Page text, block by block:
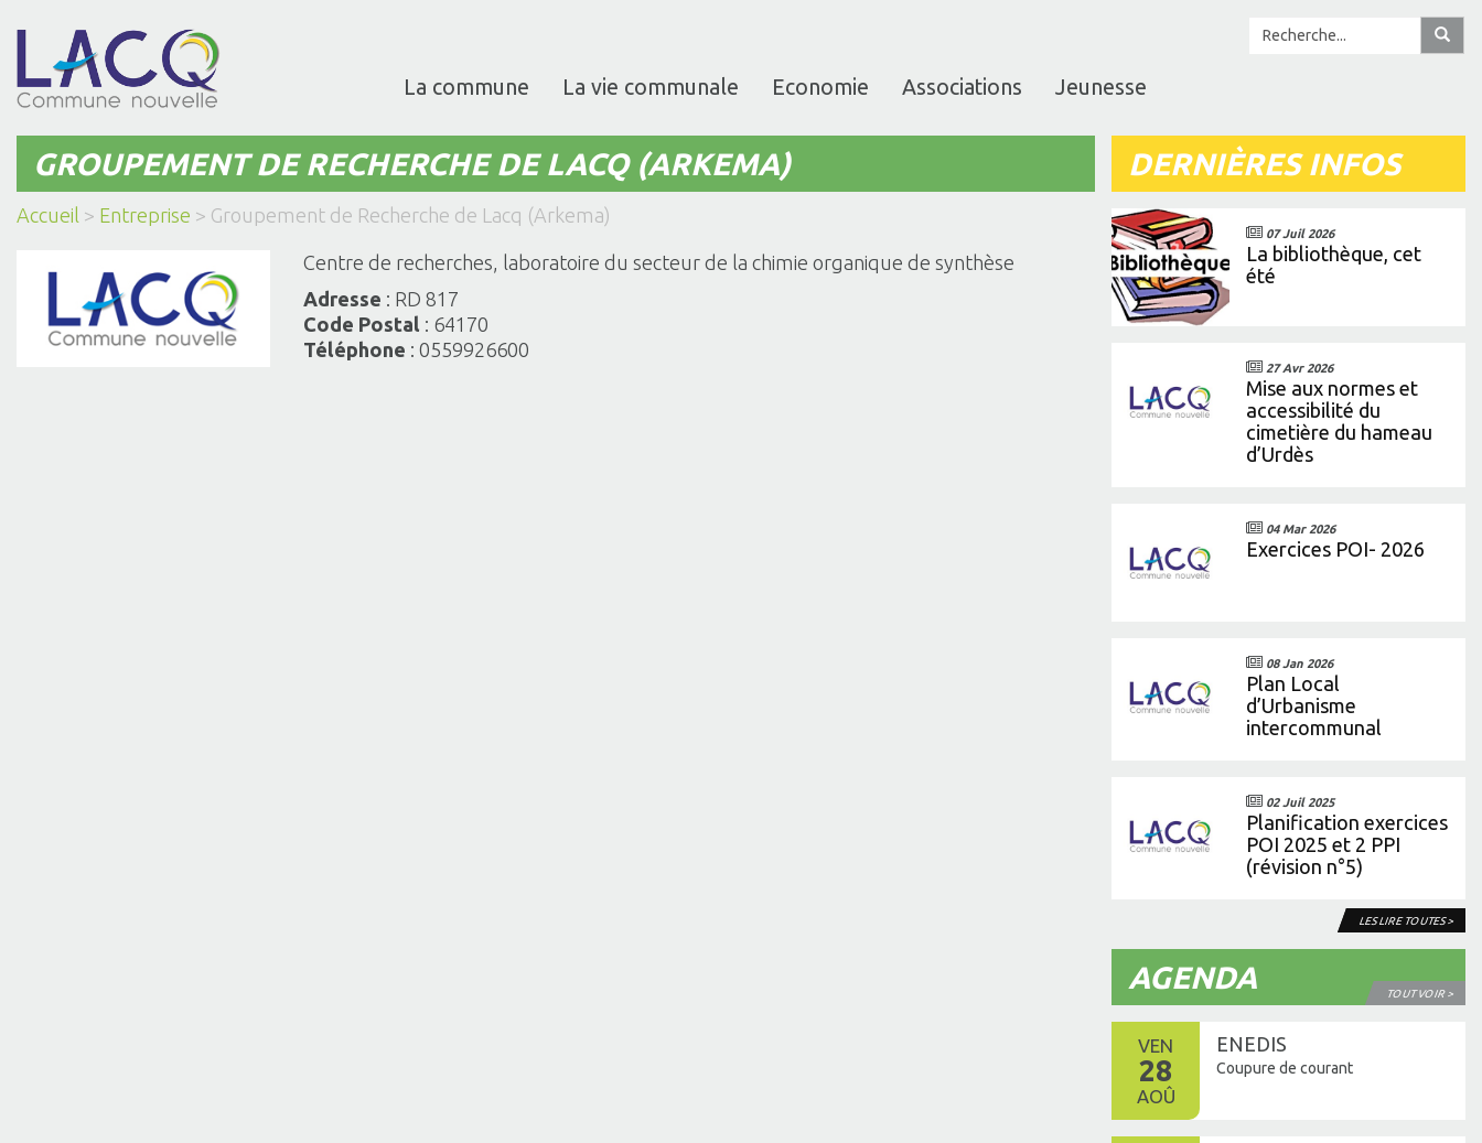
La commune La vie communale Economie Associations Jeunesse
GROUPEMENT DE RECHERCHE DE LACQ (ARKEMA)
Accueil > Entreprise > Groupement de Recherche de Lacq (Arkema)
Centre de recherches, laboratoire du secteur de la chimie organique de synthèse
Adresse : RD 817
Code Postal : 64170
Téléphone : 0559926600
DERNIÈRES INFOS
07 Juil 2026
La bibliothèque, cet
été
27 Avr 2026
Mise aux normes et
accessibilité du
cimetière du hameau
d’Urdès
04 Mar 2026
Exercices POI- 2026
08 Jan 2026
Plan Local
d’Urbanisme
intercommunal
02 Juil 2025
Planification exercices
POI 2025 et 2 PPI
(révision n°5)
LES LIRE TOUTES >
AGENDA TOUT VOIR >
VEN
28
AOÛ
ENEDIS
Coupure de courant